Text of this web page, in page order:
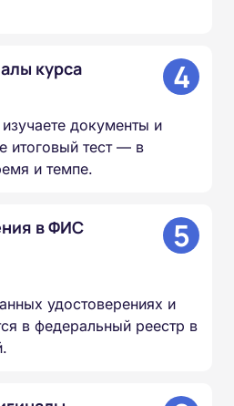
курса 4
документы и
итоговый тест — в
и темпе.
в ФИС
5
удостоверениях и
в федеральный реестр в